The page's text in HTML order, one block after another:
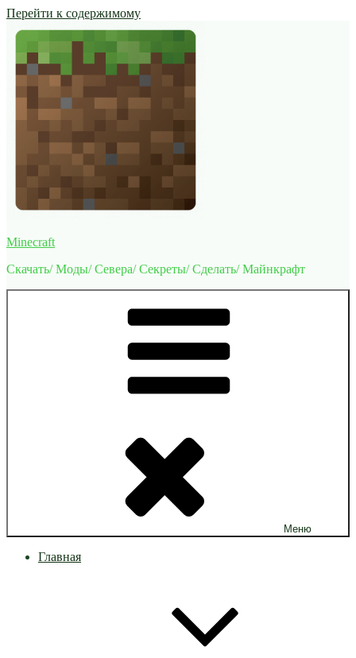
Перейти к содержимому
Minecraft
Скачать/ Моды/ Севера/ Секреты/ Сделать/ Майнкрафт
Меню
Главная